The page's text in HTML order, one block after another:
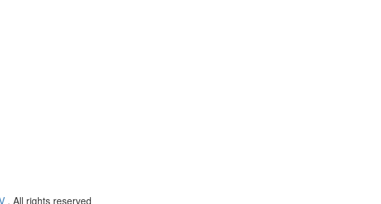
. All rights reserved